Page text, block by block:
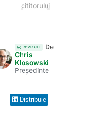
cititorului
REVIZUIT
De
Chris
Klosowski
Președinte
Distribuie